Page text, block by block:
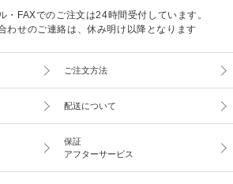
FAXでのご注文は24時間受付しています。
わせのご連絡は、休み明け以降となります
ご注文方法
配送について
保証
アフターサービス